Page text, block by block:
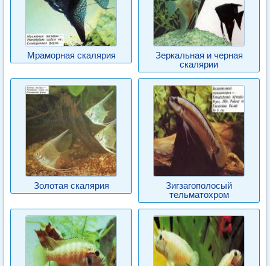
Мраморная скалярия
Зеркальная и черная
скалярии
Золотая скалярия
Зигзагополосый
тельматохром